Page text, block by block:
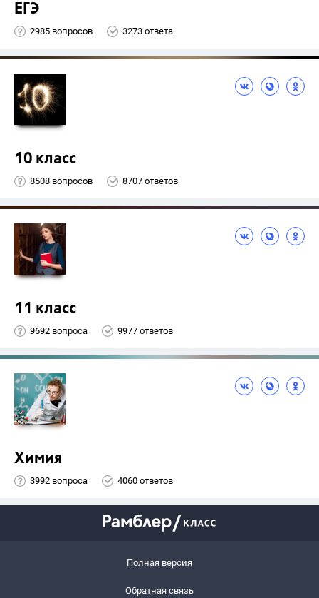
ЕГЭ
2985 вопросов 3273 ответа
10 класс
8508 вопросов 8707 ответов
11 класс
9692 вопроса 9977 ответов
Химия
3992 вопроса 4060 ответов
Полная версия
Обратная связь